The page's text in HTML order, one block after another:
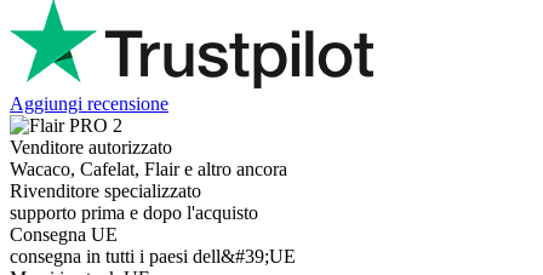
Aggiungi recensione
Venditore autorizzato
Wacaco, Cafelat, Flair e altro ancora
Rivenditore specializzato
supporto prima e dopo l'acquisto
Consegna UE
consegna in tutti i paesi dell&#39;UE